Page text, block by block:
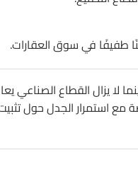
لا يزال القطاع الصناعي
مع استمرار الجدل حول